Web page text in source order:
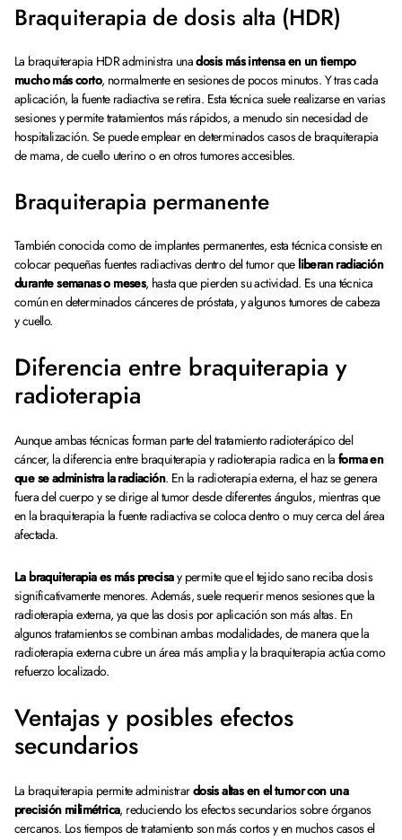
Braquiterapia de dosis alta (HDR)
La braquiterapia HDR administra unadosis más intensa en un tiempo
mucho más corto, normalmente en sesiones de pocos minutos. Y tras cada
aplicación, la fuente radiactiva se retira. Esta técnica suele realizarse en varias
sesiones y permite tratamientos más rápidos, a menudo sin necesidad de
hospitalización. Se puede emplear en determinados casos de braquiterapia
de mama, de cuello uterino o en otros tumores accesibles.
Braquiterapia permanente
También conocida como de implantes permanentes, esta técnica consiste en
colocar pequeñas fuentes radiactivas dentro del tumor que liberan radiación
durante semanas o meses, hasta que pierden su actividad. Es una técnica
común en determinados cánceres de próstata, y algunos tumores de cabeza
y cuello.
Diferencia entre braquiterapia y
radioterapia
Aunque ambas técnicas forman parte del tratamiento radioterápico del
cáncer, la diferencia entre braquiterapia y radioterapia radica en la forma en
que se administra la radiación. En la radioterapia externa, el haz se genera
fuera del cuerpo y se dirige al tumor desde diferentes ángulos, mientras que
en la braquiterapia la fuente radiactiva se coloca dentro o muy cerca del área
afectada.
La braquiterapia es más precisay permite que el tejido sano reciba dosis
significativamente menores. Además, suele requerir menos sesiones que la
radioterapia externa, ya que las dosis por aplicación son más altas. En
algunos tratamientos se combinan ambas modalidades, de manera que la
radioterapia externa cubre un área más amplia y la braquiterapia actúa como
refuerzo localizado.
Ventajas y posibles efectos
secundarios
La braquiterapia permite administrardosis altas en el tumor con una
precisión milimétrica, reduciendo los efectos secundarios sobre órganos
cercanos. Los tiempos de tratamiento son más cortos y en muchos casos el